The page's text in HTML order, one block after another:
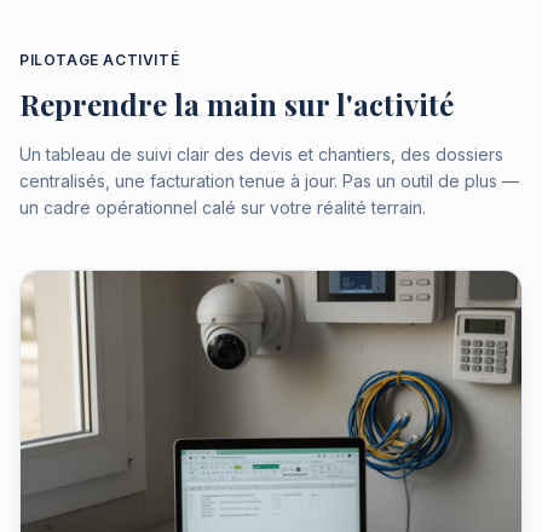
PILOTAGE ACTIVITÉ
Reprendre la main sur l'activité
Un tableau de suivi clair des devis et chantiers, des dossiers
centralisés, une facturation tenue à jour. Pas un outil de plus —
un cadre opérationnel calé sur votre réalité terrain.